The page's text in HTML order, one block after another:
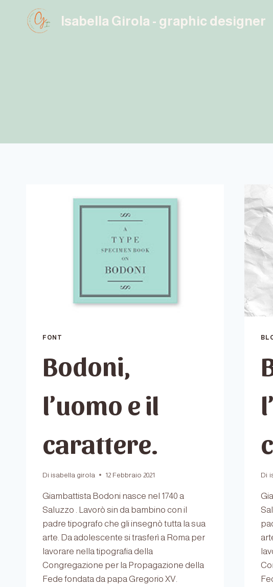
contenuto
Isabella Girola - graphic designer
FONT
Bodoni,
l’uomo e il
carattere.
Di isabella girola 12 Febbraio 2021
Giambattista Bodoni nasce nel 1740 a
Saluzzo . Lavorò sin da bambino con il
padre tipografo che gli insegnò tutta la sua
arte. Da adolescente si trasferì a Roma per
lavorare nella tipografia della
Congregazione per la Propagazione della
Fede fondata da papa Gregorio XV.
Di